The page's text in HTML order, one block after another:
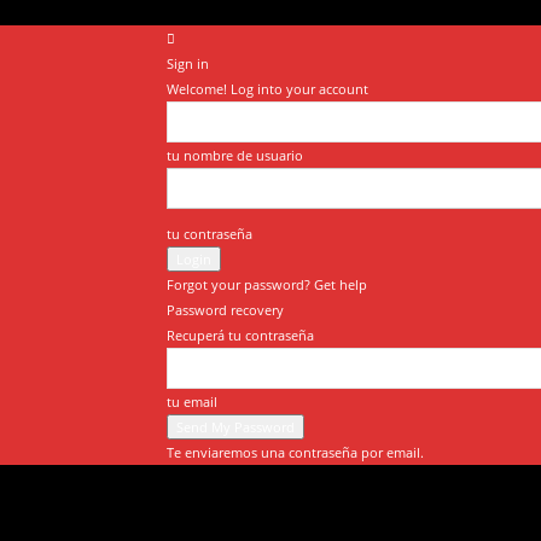
Sign in
Welcome! Log into your account
tu nombre de usuario
tu contraseña
Forgot your password? Get help
Password recovery
Recuperá tu contraseña
tu email
Te enviaremos una contraseña por email.